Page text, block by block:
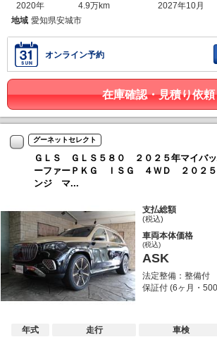
2020年
4.9万km
2027年10月
地域 愛知県安城市
オンライン予約
在庫確認・見積り依頼
グーネットセレクト
ＧＬＳ ＧＬＳ５８０ ２０２５年マイバッ
ーファーＰＫＧ ＩＳＧ ４ＷＤ ２０２５
ンジ マ...
支払総額
(税込)
車両本体価格
(税込)
ASK
法定整備：整備付
保証付 (6ヶ月・
年式
走行
車検